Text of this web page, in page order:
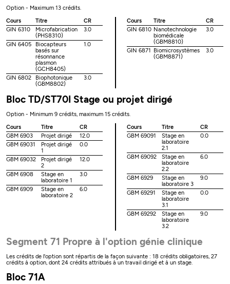
Option - Maximum 13 crédits.
Cours
Titre
CR
GIN 6310
Microfabrication
(PHS8310)
3.0
GIN 6405
Biocapteurs
basés sur
résonnance
plasmon
(GCH8405)
1.0
GIN 6802
Biophotonique
(GBM8802)
3.0
Cours Titre
CR
GIN 6810 Nanotechnologie
biomédicale
(GBM8810)
3.0
GIN 6871 Biomicrosystèmes
(GBM8871)
3.0
Bloc TD/ST70I Stage ou projet dirigé
Option - Minimum 9 crédits, maximum 15 crédits.
Cours
Titre
CR
GBM 6903
Projet dirigé
12.0
GBM 69031
Projet dirigé
1
0.0
GBM 69032
Projet dirigé
2
12.0
GBM 6908
Stage en
laboratoire 1
3.0
GBM 6909
Stage en
laboratoire 2
6.0
Cours Titre
CR
GBM 69091
Stage en
laboratoire
2.1
0.0
GBM 69092
Stage en
laboratoire
2.2
6.0
GBM 6929
Stage en
laboratoire 3
9.0
GBM 69291
Stage en
laboratoire
3.1
0.0
GBM 69292
Stage en
laboratoire
3.2
9.0
Segment 71 Propre à l'option génie clinique
Les crédits de l'option sont répartis de la façon suivante : 18 crédits obligatoires, 27
crédits à option, dont 24 crédits attribués à un travail dirigé et à un stage.
Bloc 71A